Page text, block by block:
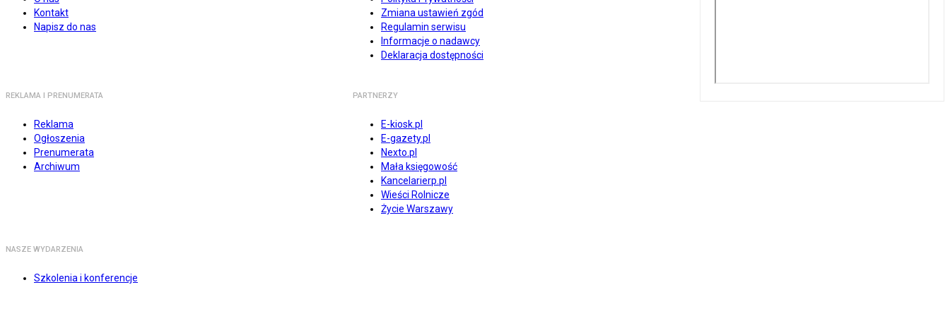
Kontakt
Napisz do nas
Zmiana ustawień zgód
Regulamin serwisu
Informacje o nadawcy
Deklaracja dostępności
REKLAMA I PRENUMERATA
Reklama
Ogłoszenia
Prenumerata
Archiwum
PARTNERZY
E-kiosk.pl
E-gazety.pl
Nexto.pl
Mała księgowość
Kancelarierp.pl
Wieści Rolnicze
Życie Warszawy
NASZE WYDARZENIA
Szkolenia i konferencje